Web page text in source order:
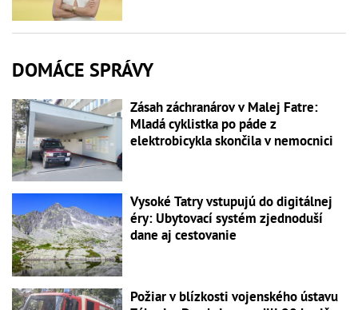
DOMÁCE SPRÁVY
Zásah záchranárov v Malej Fatre:
Mladá cyklistka po páde z
elektrobicykla skončila v nemocnici
Vysoké Tatry vstupujú do digitálnej
éry: Ubytovací systém zjednoduší
dane aj cestovanie
Požiar v blízkosti vojenského ústavu